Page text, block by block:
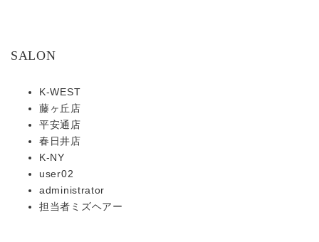
SALON
K-WEST
藤ヶ丘店
平安通店
春日井店
K-NY
user02
administrator
担当者ミズヘアー